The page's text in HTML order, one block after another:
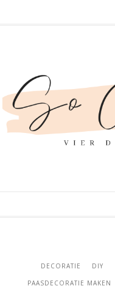
DECORATIE DIY
PAASDECORATIE MAKEN